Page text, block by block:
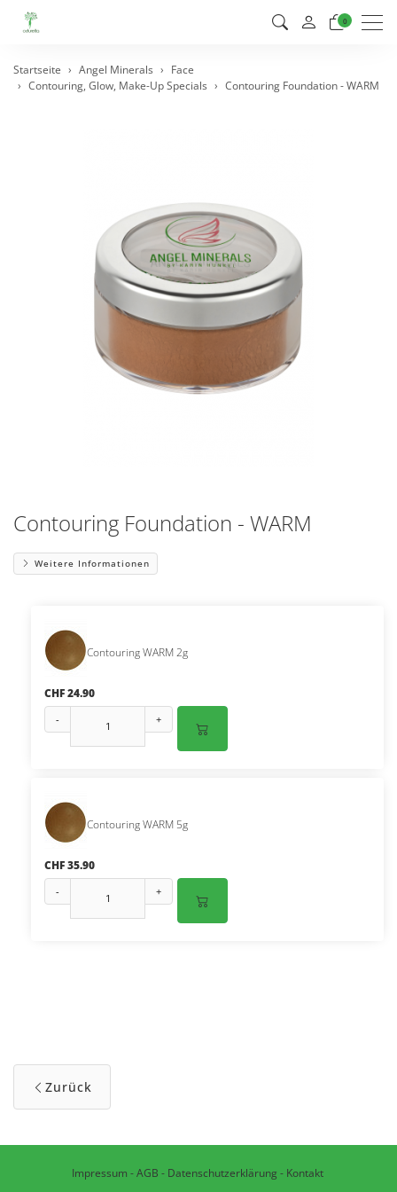
0
Startseite Angel Minerals
Face
Contouring, Glow, Make-Up Specials
Contouring Foundation - WARM
Contouring Foundation - WARM
Weitere Informationen
Contouring WARM 2g
CHF 24.90
- +
Contouring WARM 5g
CHF 35.90
- +
Zurück
Impressum -AGB - Datenschutzerklärung - Kontakt